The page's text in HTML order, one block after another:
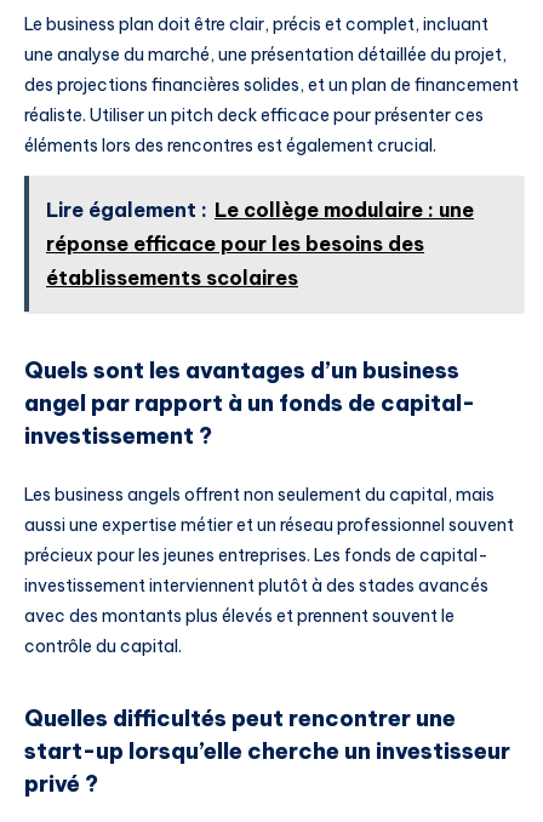
Le business plan doit être clair, précis et complet, incluant
une analyse du marché, une présentation détaillée du projet,
des projections financières solides, et un plan de financement
réaliste. Utiliser un pitch deck efficace pour présenter ces
éléments lors des rencontres est également crucial.
Lire également : Le collège modulaire : une
réponse efficace pour les besoins des
établissements scolaires
Quels sont les avantages d’un business
angel par rapport à un fonds de capital-
investissement ?
Les business angels offrent non seulement du capital, mais
aussi une expertise métier et un réseau professionnel souvent
précieux pour les jeunes entreprises. Les fonds de capital-
investissement interviennent plutôt à des stades avancés
avec des montants plus élevés et prennent souvent le
contrôle du capital.
Quelles difficultés peut rencontrer une
start-up lorsqu’elle cherche un investisseur
privé ?